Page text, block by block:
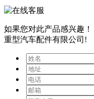
如果您对此产品感兴趣！
重型汽车配件有限公司!